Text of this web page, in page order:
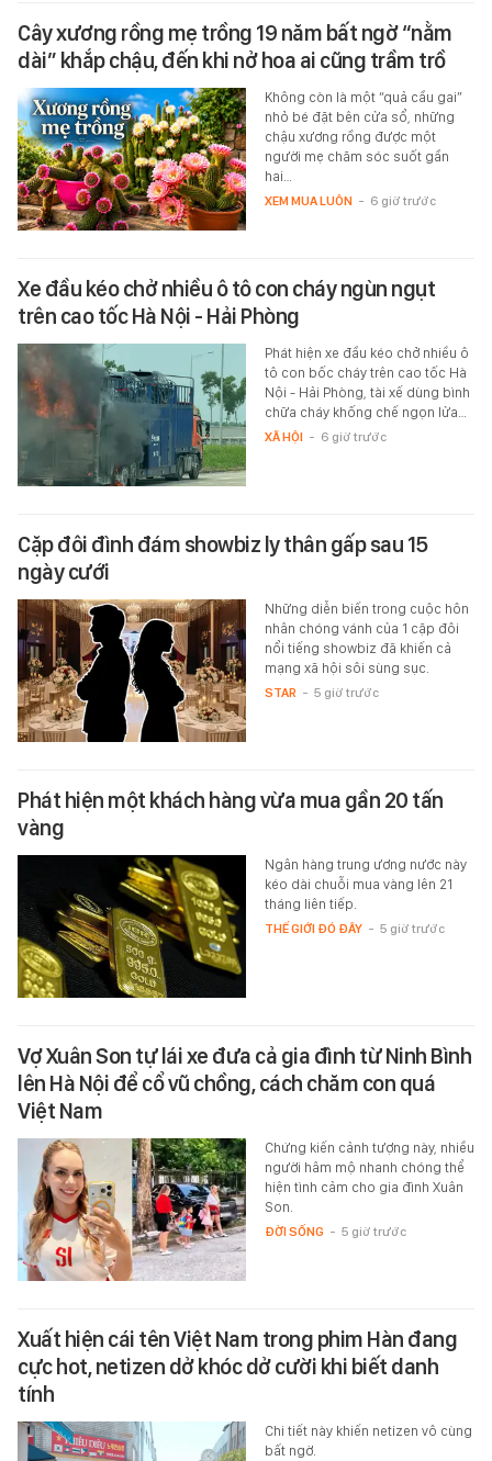
Cây xương rồng mẹ trồng 19 năm bất ngờ “nằm
dài” khắp chậu, đến khi nở hoa ai cũng trầm trồ
Không còn là một “quả cầu gai”
nhỏ bé đặt bên cửa sổ, những
chậu xương rồng được một
người mẹ chăm sóc suốt gần
hai…
XEM MUA LUÔN - 6 giờ trước
Xe đầu kéo chở nhiều ô tô con cháy ngùn ngụt
trên cao tốc Hà Nội - Hải Phòng
Phát hiện xe đầu kéo chở nhiều ô
tô con bốc cháy trên cao tốc Hà
Nội - Hải Phòng, tài xế dùng bình
chữa cháy khống chế ngọn lửa…
XÃ HỘI - 6 giờ trước
Cặp đôi đình đám showbiz ly thân gấp sau 15
ngày cưới
Những diễn biến trong cuộc hôn
nhân chóng vánh của 1 cặp đôi
nổi tiếng showbiz đã khiến cả
mạng xã hội sôi sùng sục.
STAR - 5 giờ trước
Phát hiện một khách hàng vừa mua gần 20 tấn
vàng
Ngân hàng trung ương nước này
kéo dài chuỗi mua vàng lên 21
tháng liên tiếp.
THẾ GIỚI ĐÓ ĐÂY - 5 giờ trước
Vợ Xuân Son tự lái xe đưa cả gia đình từ Ninh Bình
lên Hà Nội để cổ vũ chồng, cách chăm con quá
Việt Nam
Chứng kiến cảnh tượng này, nhiều
người hâm mộ nhanh chóng thể
hiện tình cảm cho gia đình Xuân
Son.
ĐỜI SỐNG - 5 giờ trước
Xuất hiện cái tên Việt Nam trong phim Hàn đang
cực hot, netizen dở khóc dở cười khi biết danh
tính
Chi tiết này khiến netizen vô cùng
bất ngờ.